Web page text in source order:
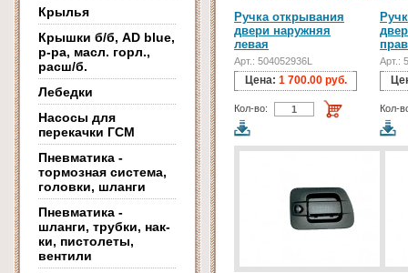
Крылья
Крышки б/б, AD blue,
р-ра, масл. горл.,
расш/б.
Лебедки
Насосы для
перекачки ГСМ
Пневматика -
тормозная система,
головки, шланги
Пневматика -
шланги, трубки, нак-
ки, пистолеты,
вентили
Ручка открывания
двери наружняя
левая
Арт.: 504052936L
Цена: 1 700.00 руб.
Кол-во:
Арт.:
Кол-